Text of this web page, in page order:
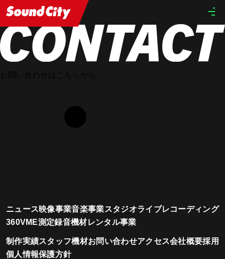
STAFF
ニュース映像事業音楽事業スタジオライブレコーディング
360VME測定録音機材レンタル事業
制作実績スタッフ機材お問い合わせアクセス会社概要採用
個人情報保護方針